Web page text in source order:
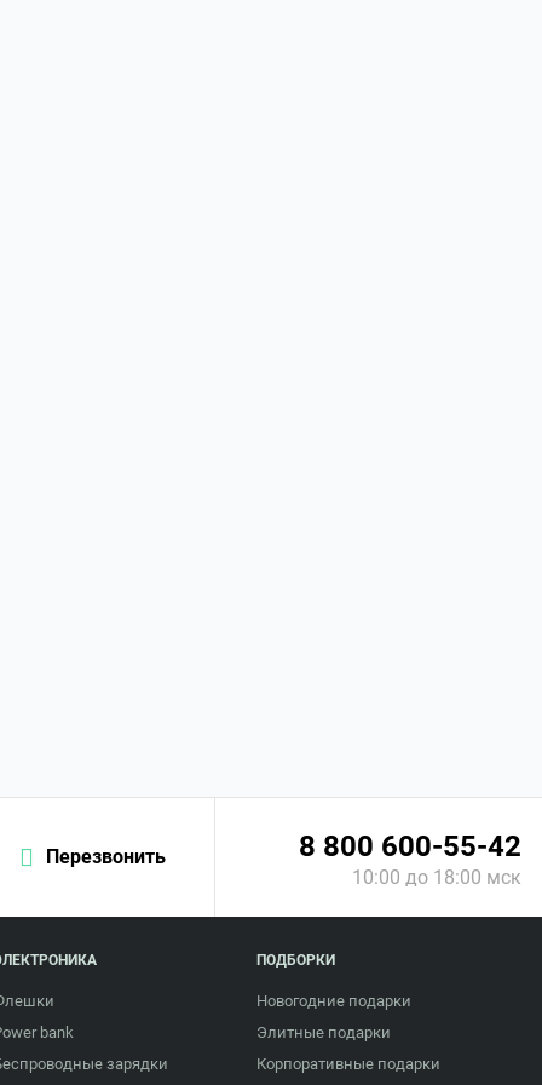
Перезвонить 8 800 600-55-42
10:00 до 18:00 мск
bank
зарядки
ПОДБОРКИ
Новогодние подарки
Элитные подарки
Корпоративные подарки